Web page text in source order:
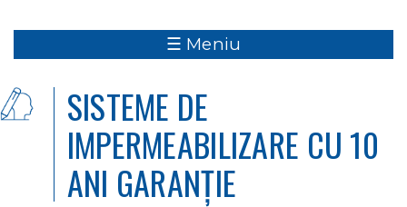
☰ Meniu
SISTEME DE
IMPERMEABILIZARE CU 10
ANI GARANȚIE